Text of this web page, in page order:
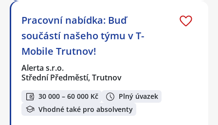
Pracovní nabídka: Buď
součástí našeho týmu v T-
Mobile Trutnov!
Alerta s.r.o.
Střední Předměstí, Trutnov
30 000 – 60 000 Kč
Plný úvazek
Vhodné také pro absolventy